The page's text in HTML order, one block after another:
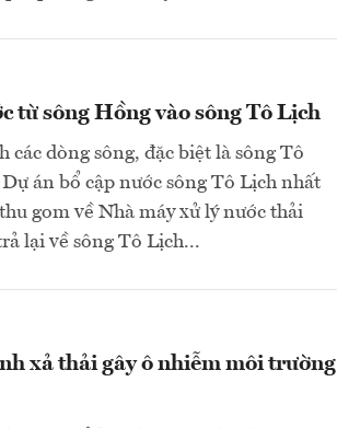
từ sông Hồng vào sông Tô Lịch
các dòng sông, đặc biệt là sông Tô
án bổ cập nước sông Tô Lịch nhất
gom về Nhà máy xử lý nước thải
lại về sông Tô Lịch...
xả thải gây ô nhiễm môi trường